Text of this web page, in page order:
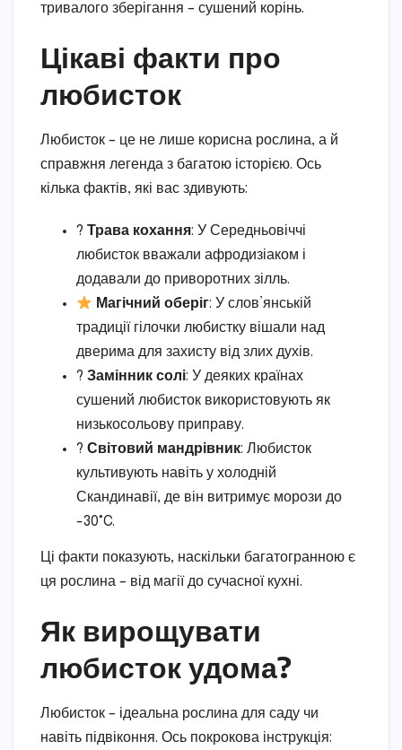
тривалого зберігання – сушений корінь.
Цікаві факти про
любисток
Любисток – це не лише корисна рослина, а й
справжня легенда з багатою історією. Ось
кілька фактів, які вас здивують:
? Трава кохання: У Середньовіччі
любисток вважали афродизіаком і
додавали до приворотних зілль.
Магічний оберіг: У слов’янській
традиції гілочки любистку вішали над
дверима для захисту від злих духів.
? Замінник солі: У деяких країнах
сушений любисток використовують як
низькосольову приправу.
? Світовий мандрівник: Любисток
культивують навіть у холодній
Скандинавії, де він витримує морози до
-30°C.
Ці факти показують, наскільки багатогранною є
ця рослина – від магії до сучасної кухні.
Як вирощувати
любисток удома?
Любисток – ідеальна рослина для саду чи
навіть підвіконня. Ось покрокова інструкція: